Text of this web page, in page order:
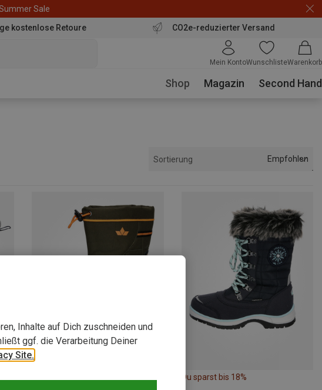
Sale
kostenlose Retoure CO2e-reduzierter Versand
Mein KontoWunschlisteWarenkorb
Shop Magazin Second Hand
Sortierung Empfohlen
Du sparst bis 18%
Inhalte auf Dich zuschneiden und
ggf. die Verarbeitung Deiner
Site.